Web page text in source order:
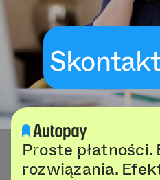
Proste płatności.
rozwiązania.